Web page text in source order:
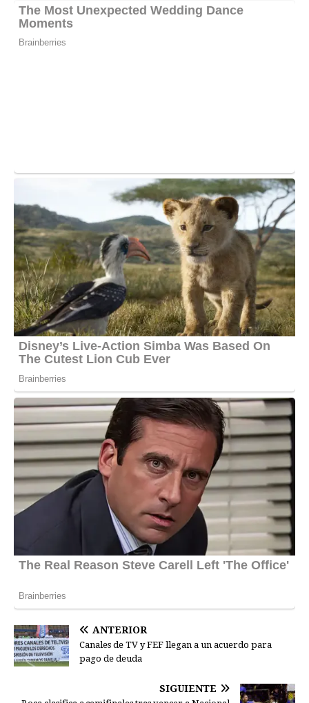
ANTERIOR
Canales de TV y FEF llegan a un acuerdo para
pago de deuda
SIGUIENTE